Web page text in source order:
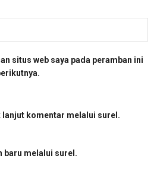
situs web saya pada peramban ini
lanjut komentar melalui surel.
baru melalui surel.